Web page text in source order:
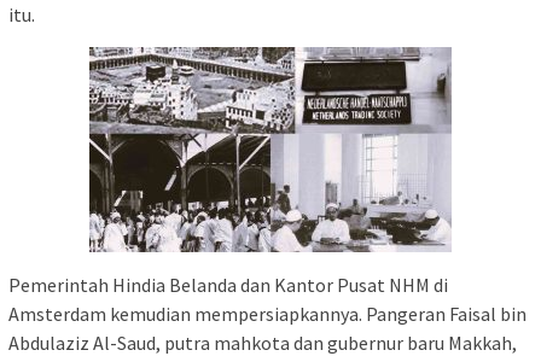
itu.
Pemerintah Hindia Belanda dan Kantor Pusat NHM di
Amsterdam kemudian mempersiapkannya. Pangeran Faisal bin
Abdulaziz Al-Saud, putra mahkota dan gubernur baru Makkah,